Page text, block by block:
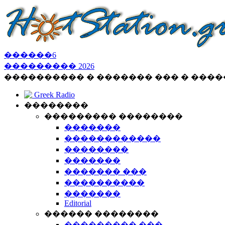
������6
��������� 2026
���������� � ������� ��� �
Greek Radio
��������
��������� ��������
�������
������������
��������
�������
������� ���
����������
�������
Editorial
������ ��������